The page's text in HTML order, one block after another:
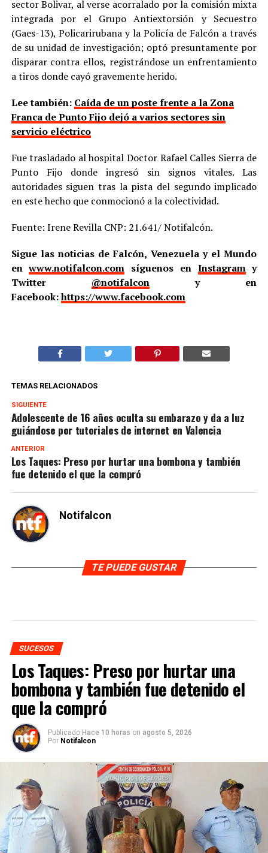
sector Bolivar, al verse acorralado por la comisión mixta
integrada por el Grupo Antiextorsión y Secuestro
(Gaes-13), Policarirubana y la Policía de Falcón a través
de su unidad de investigación; optó presuntamente por
disparar contra ellos, registrándose un enfrentamiento
a tiros donde cayó gravemente herido.
Lee también: Caída de un poste frente a la Zona
Franca de Punto Fijo dejó a varios sectores sin
servicio eléctrico
Fue trasladado al hospital Doctor Rafael Calles Sierra de
Punto Fijo donde ingresó sin signos vitales. Las
autoridades siguen tras la pista del segundo implicado
en este hecho que conmocionó a la colectividad.
Fuente: Irene Revilla CNP: 21.641/ Notifalcón.
Sigue las noticias de Falcón, Venezuela y el Mundo
enwww.notifalcon.com síguenos en Instagramy
Twitter @notifalcony en
Facebook:https://www.facebook.com
TEMAS RELACIONADOS
SIGUIENTE
Adolescente de 16 años oculta su embarazo y da a luz
guiándose por tutoriales de internet en Valencia
ANTERIOR
Los Taques: Preso por hurtar una bombona y también
fue detenido el que la compró
Notifalcon
TE PUEDE GUSTAR
SUCESOS
Los Taques: Preso por hurtar una
bombona y también fue detenido el
que la compró
Publicado Hace 10 horas on agosto 5, 2026
Por Notifalcon